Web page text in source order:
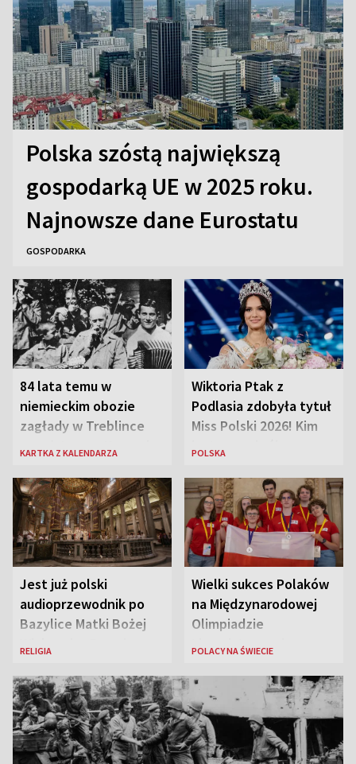
Polska szóstą największą
gospodarką UE w 2025 roku.
Najnowsze dane Eurostatu
GOSPODARKA
84 lata temu w
niemieckim obozie
zagłady w Treblince
zmarł Janusz Korczak
KARTKA Z KALENDARZA
Wiktoria Ptak z
Podlasia zdobyła tytuł
Miss Polski 2026! Kim
jest nowa królowa
POLSKA
Jest już polski
audioprzewodnik po
Bazylice Matki Bożej
Większej w Rzymie
RELIGIA
Wielki sukces Polaków
na Międzynarodowej
Olimpiadzie
Lingwistycznej
POLACY NA ŚWIECIE